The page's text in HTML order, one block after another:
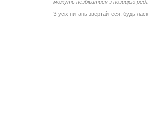
можуть незбігатися з позицією
З усіх питань звертайтеся, будь